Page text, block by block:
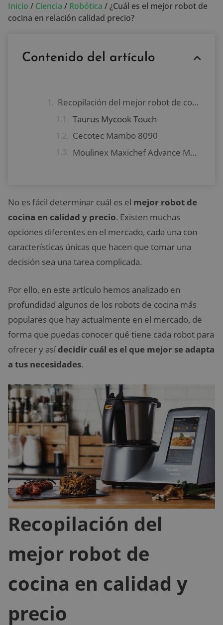
Inicio / Ciencia / Robótica /¿Cuál es el mejor robot de
cocina en relación calidad precio?
Contenido del artículo
Recopilación del mejor robot de cocina en calidad y precio
Taurus Mycook Touch
Cecotec Mambo 8090
Moulinex Maxichef Advance MK8121
No es fácil determinar cuál es el mejor robot de
cocina en calidad y precio. Existen muchas
opciones diferentes en el mercado, cada una con
características únicas que hacen que tomar una
decisión sea una tarea complicada.
Por ello, en este artículo hemos analizado en
profundidad algunos de los robots de cocina más
populares que hay actualmente en el mercado, de
forma que puedas conocer qué tiene cada robot para
ofrecer y asídecidir cuál es el que mejor se adapta
a tus necesidades.
Recopilación del
mejor robot de
cocina en calidad y
precio